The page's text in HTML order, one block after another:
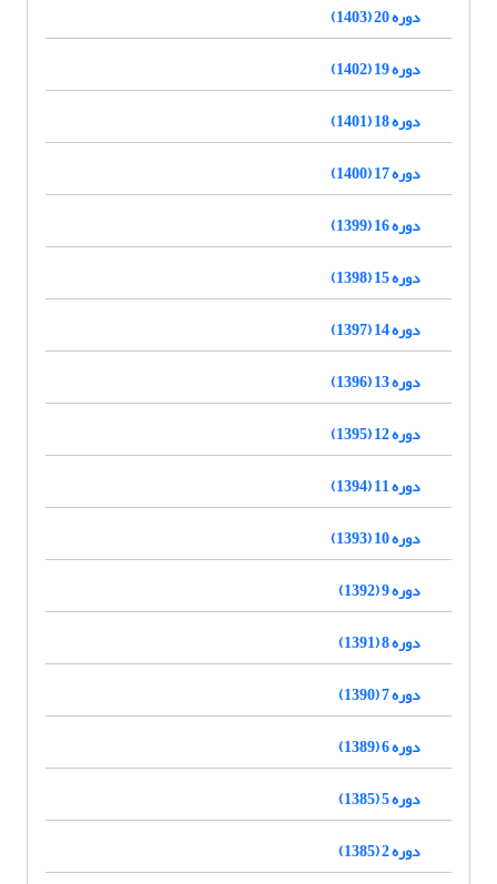
دوره 20 (1403)
دوره 19 (1402)
دوره 18 (1401)
دوره 17 (1400)
دوره 16 (1399)
دوره 15 (1398)
دوره 14 (1397)
دوره 13 (1396)
دوره 12 (1395)
دوره 11 (1394)
دوره 10 (1393)
دوره 9 (1392)
دوره 8 (1391)
دوره 7 (1390)
دوره 6 (1389)
دوره 5 (1385)
دوره 2 (1385)